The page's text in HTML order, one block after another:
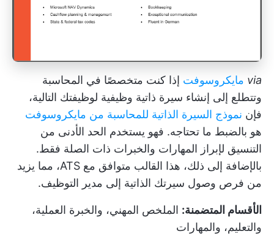
via مايكروسوفت إذا كنت متخصصًا في المحاسبة
وتتطلع إلى إنشاء سيرة ذاتية وظيفية لوظيفتك التالية،
فإن نموذج السيرة الذاتية للمحاسبة من مايكروسوفت
هو بالضبط ما تحتاجه. فهو يستخدم الحد الأدنى من
التنسيق لإبراز المهارات والخبرات ذات الصلة فقط.
بالإضافة إلى ذلك، هذا القالب متوافق مع ATS، مما يزيد
من فرص وصول سيرتك الذاتية إلى مدير التوظيف.
الأقسام المتضمنة: الملخص المهني، والخبرة العملية،
والتعليم، والمهارات